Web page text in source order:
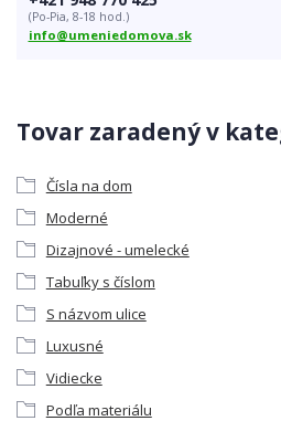
Tovar zaradený v
Čísla na dom
Moderné
Dizajnové - umelecké
Tabuľky s číslom
S názvom ulice
Luxusné
Vidiecke
Podľa materiálu
(Po-Pia, 8-18 hod.)
info@umeniedomova.sk